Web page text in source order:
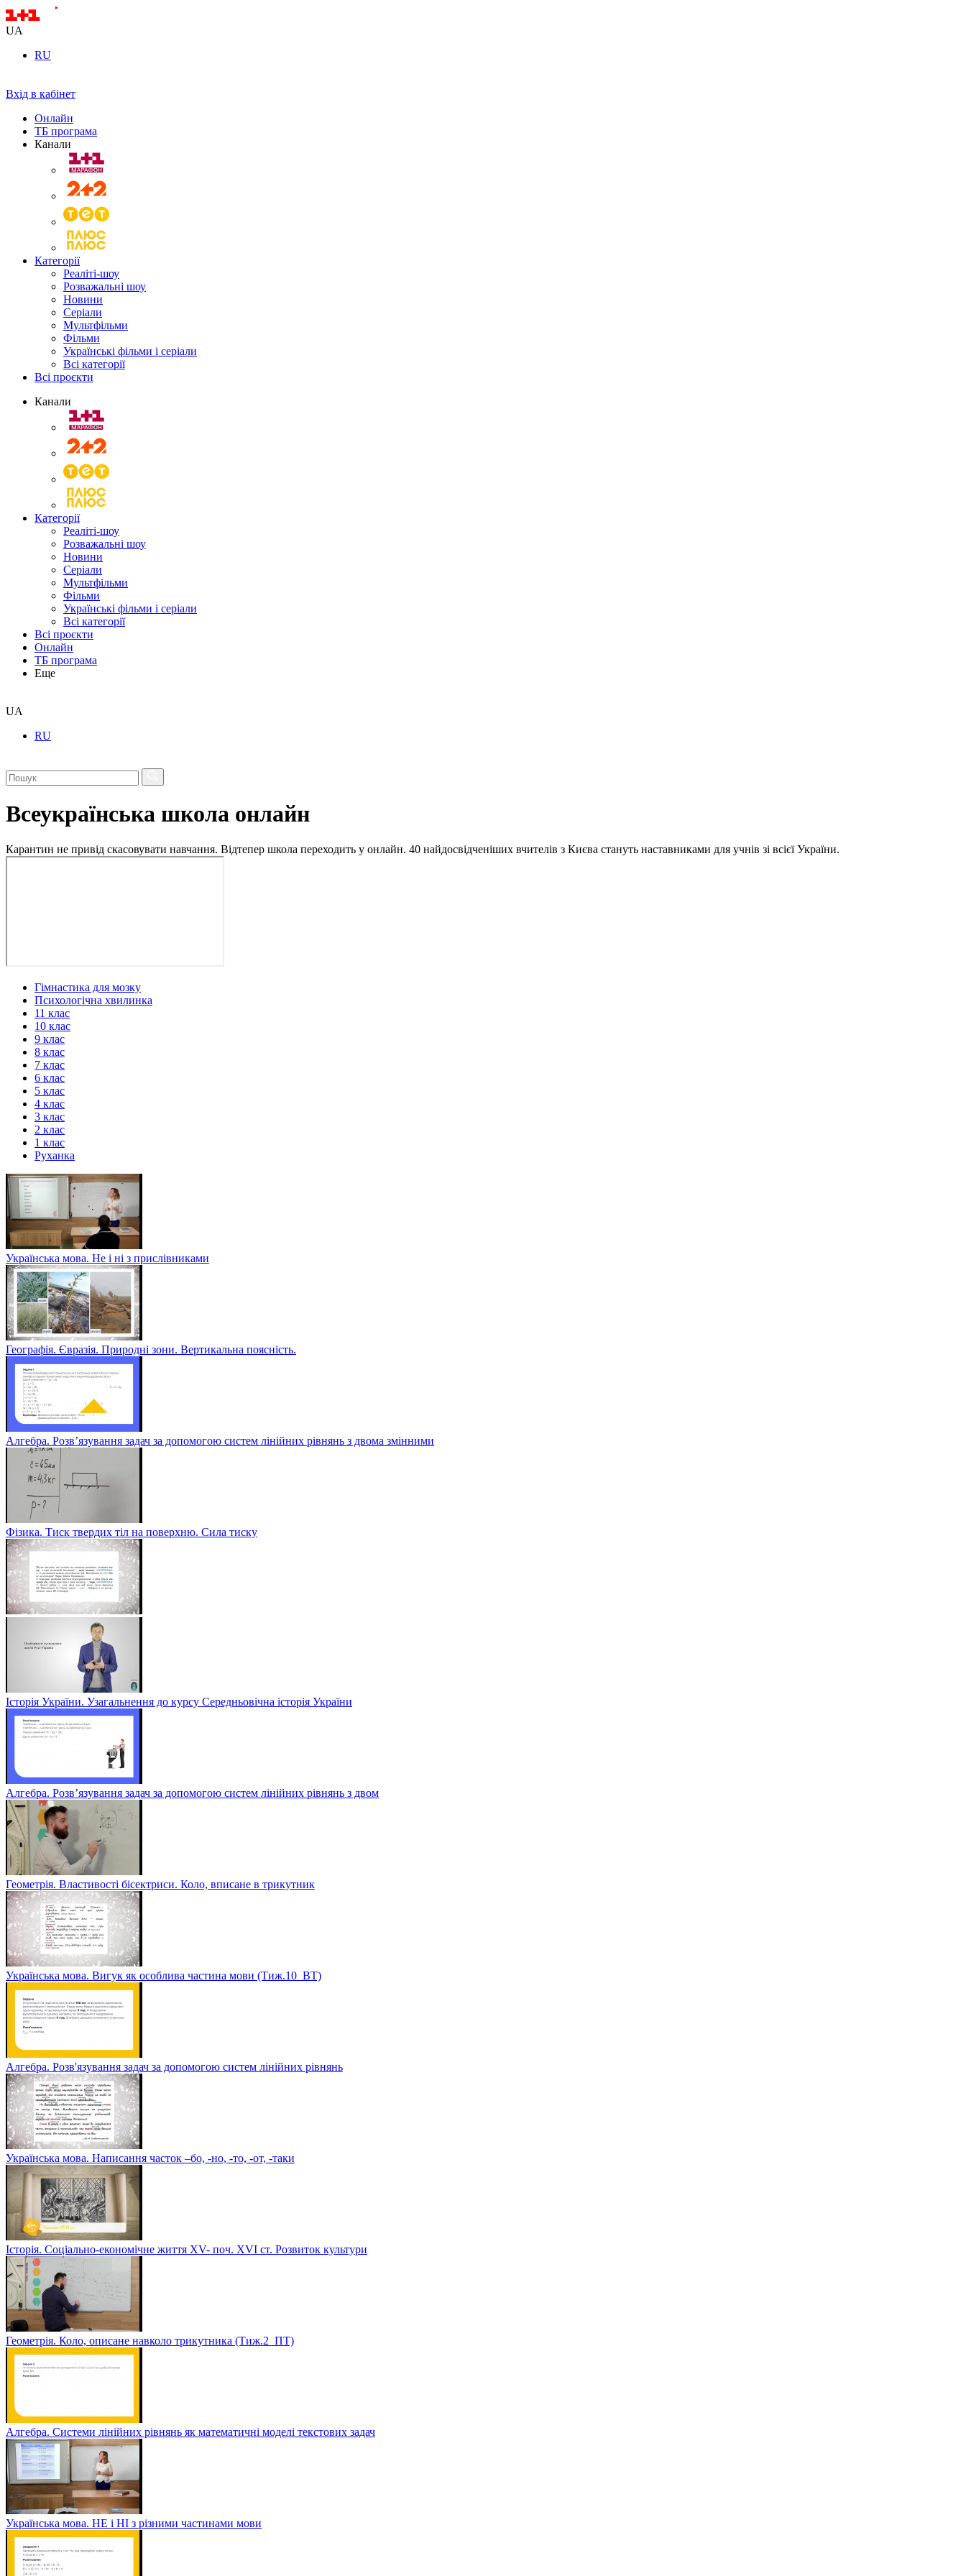
UA
RU
Вхід в кабінет
Онлайн
ТБ програма
Канали
Категорії
Реаліті-шоу
Розважальні шоу
Новини
Серіали
Мультфільми
Фільми
Українські фільми і серіали
Всі категорії
Всі проєкти
Канали
Категорії
Реаліті-шоу
Розважальні шоу
Новини
Серіали
Мультфільми
Фільми
Українські фільми і серіали
Всі категорії
Всі проєкти
Онлайн
ТБ програма
Еще
UA
RU
Всеукраїнська школа онлайн
Карантин не привід скасовувати навчання. Відтепер школа переходить у онлайн. 40 найдосвідченіших вчителів з Києва стануть наставниками для учнів зі всієї України.
Гімнастика для мозку
Психологічна хвилинка
11 клас
10 клас
9 клас
8 клас
7 клас
6 клас
5 клас
4 клас
3 клас
2 клас
1 клас
Руханка
Українська мова. Не і ні з прислівниками
Географія. Євразія. Природні зони. Вертикальна поясність.
Алгебра. Розв’язування задач за допомогою систем лінійних рівнянь з двома змінними
Фізика. Тиск твердих тіл на поверхню. Сила тиску
Історія України. Узагальнення до курсу Середньовічна історія України
Алгебра. Розв’язування задач за допомогою систем лінійних рівнянь з двом
Геометрія. Властивості бісектриси. Коло, вписане в трикутник
Українська мова. Вигук як особлива частина мови (Тиж.10_ВТ)
Алгебра. Розв'язування задач за допомогою систем лінійних рівнянь
Українська мова. Написання часток –бо, -но, -то, -от, -таки
Історія. Соціально-економічне життя XV- поч. XVI ст. Розвиток культури
Геометрія. Коло, описане навколо трикутника (Тиж.2_ПТ)
Алгебра. Системи лінійних рівнянь як математичні моделі текстових задач
Українська мова. НЕ і НІ з різними частинами мови